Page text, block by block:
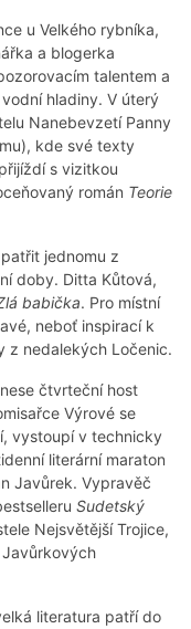
u Velkého rybníka,
a blogerka
talentem a
hladiny. V úterý
Nanebevzetí Panny
kde své texty
s vizitkou
román Teorie
jednomu z
doby. Ditta Kůtová,
babička. Pro místní
neboť inspirací k
z nedalekých Ločenic.
čtvrteční host
Výrové se
vystoupí v technicky
literární maraton
Javůrek. Vypravěč
Sudetský
Nejsvětější Trojice,
literatura patří do